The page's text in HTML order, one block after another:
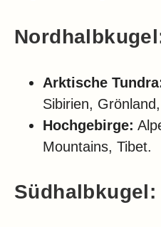
Arktische
Sibirien,
Hochgebirge:
Mountains, Tibet.
Südhalbkugel: